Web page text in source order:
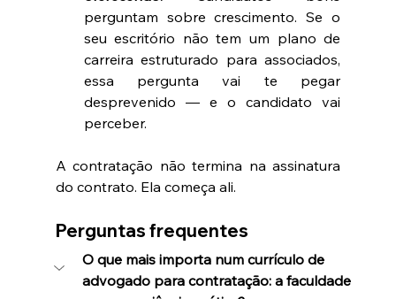
perguntam sobre crescimento. Se o
seu escritório não tem um plano de
carreira estruturado para associados,
essa pergunta vai te pegar
desprevenido — e o candidato vai
perceber.
A contratação não termina na assinatura
do contrato. Ela começa ali.
Perguntas frequentes
O que mais importa num currículo de
advogado para contratação: a faculdade